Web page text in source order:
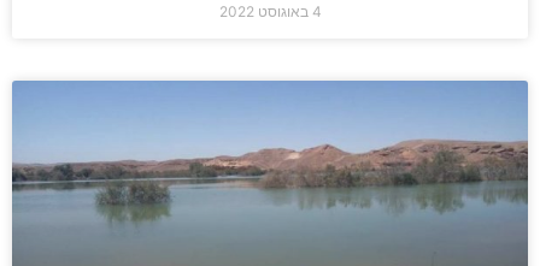
4 באוגוסט 2022